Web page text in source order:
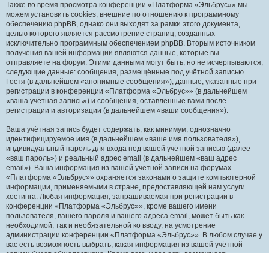
Также во время просмотра конференции «Платформа «Эльбрус»» мы
можем установить cookies, внешние по отношению к программному
обеспечению phpBB, однако они выходят за рамки этого документа,
целью которого является рассмотрение страниц, созданных
исключительно программным обеспечением phpBB. Вторым источником
получения вашей информации являются данные, которые вы
отправляете на форум. Этими данными могут быть, но не исчерпываются,
следующие данные: сообщения, размещённые под учётной записью
Гостя (в дальнейшем «анонимные сообщения»), данные, указанные при
регистрации в конференции «Платформа «Эльбрус»» (в дальнейшем
«ваша учётная запись») и сообщения, оставленные вами после
регистрации и авторизации (в дальнейшем «ваши сообщения»).
Ваша учётная запись будет содержать, как минимум, однозначно
идентифицируемое имя (в дальнейшем «ваше имя пользователя»),
индивидуальный пароль для входа под вашей учётной записью (далее
«ваш пароль») и реальный адрес email (в дальнейшем «ваш адрес
email»). Ваша информация из вашей учётной записи на форумах
«Платформа «Эльбрус»» охраняется законами о защите компьютерной
информации, применяемыми в стране, предоставляющей нам услуги
хостинга. Любая информация, запрашиваемая при регистрации в
конференции «Платформа «Эльбрус»», кроме вашего имени
пользователя, вашего пароля и вашего адреса email, может быть как
необходимой, так и необязательной ко вводу, на усмотрение
администрации конференции «Платформа «Эльбрус»». В любом случае у
вас есть возможность выбрать, какая информация из вашей учётной